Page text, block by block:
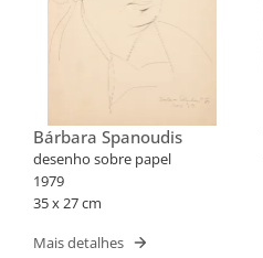
Bárbara Spanoudis
desenho sobre papel
1979
35 x 27 cm
Mais detalhes